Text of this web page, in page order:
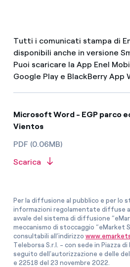
Tutti i comunicati stampa di
disponibili anche in versione
Puoi scaricare la App Enel
Google Play e BlackBerry App
Microsoft Word - EGP parco
Vientos
PDF (0.06MB)
Scarica
Per la diffusione al pubblico e per lo
informazioni regolamentate diffuse al
avvale del sistema di diffusione
meccanismo di stoccaggio “eMarket
consultabili all’indirizzo
Teleborsa S.r.l. - con sede in Piazza di
seguito dell'autorizzazione e delle
e 22518 del 23 novembre 2022.